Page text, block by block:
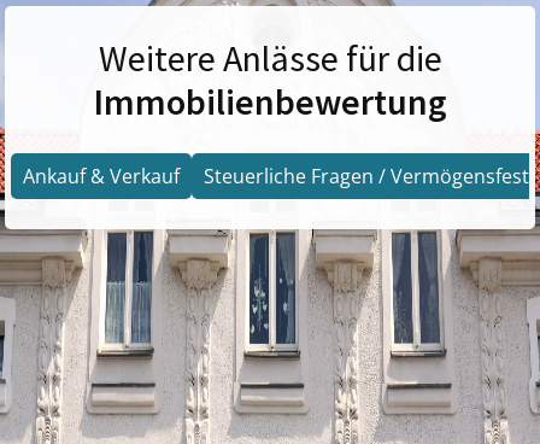
Weitere Anlässe für die
Immobilienbewertung
Ankauf & Verkauf Steuerliche Fragen /